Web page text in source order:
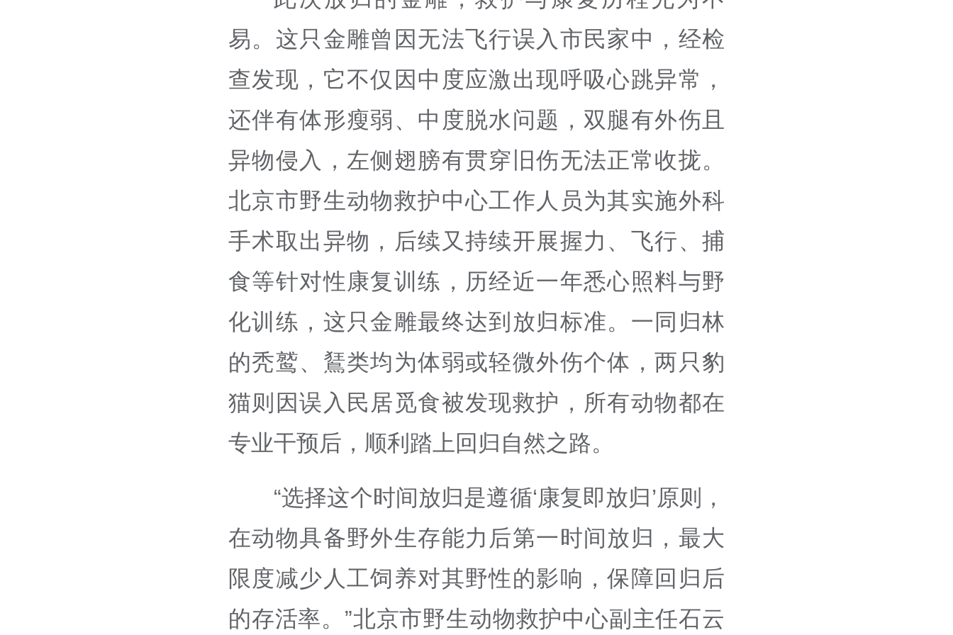
易。这只金雕曾因无法飞行误入市民家中，经检
查发现，它不仅因中度应激出现呼吸心跳异常，
还伴有体形瘦弱、中度脱水问题，双腿有外伤且
异物侵入，左侧翅膀有贯穿旧伤无法正常收拢。
北京市野生动物救护中心工作人员为其实施外科
手术取出异物，后续又持续开展握力、飞行、捕
食等针对性康复训练，历经近一年悉心照料与野
化训练，这只金雕最终达到放归标准。一同归林
的秃鹫、鵟类均为体弱或轻微外伤个体，两只豹
猫则因误入民居觅食被发现救护，所有动物都在
专业干预后，顺利踏上回归自然之路。
“选择这个时间放归是遵循‘康复即放归’原则，
在动物具备野外生存能力后第一时间放归，最大
限度减少人工饲养对其野性的影响，保障回归后
的存活率。”北京市野生动物救护中心副主任石云